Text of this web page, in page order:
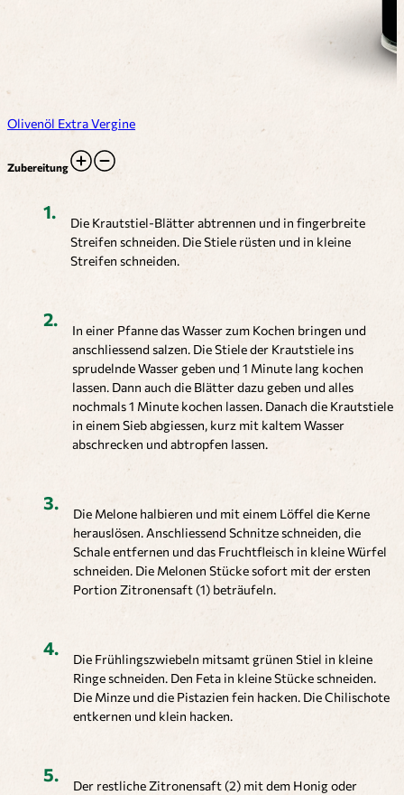
Olivenöl Extra Vergine
Zubereitung
Die Krautstiel-Blätter abtrennen und in fingerbreite
Streifen schneiden. Die Stiele rüsten und in kleine
Streifen schneiden.
In einer Pfanne das Wasser zum Kochen bringen und
anschliessend salzen. Die Stiele der Krautstiele ins
sprudelnde Wasser geben und 1 Minute lang kochen
lassen. Dann auch die Blätter dazu geben und alles
nochmals 1 Minute kochen lassen. Danach die Krautstiele
in einem Sieb abgiessen, kurz mit kaltem Wasser
abschrecken und abtropfen lassen.
Die Melone halbieren und mit einem Löffel die Kerne
herauslösen. Anschliessend Schnitze schneiden, die
Schale entfernen und das Fruchtfleisch in kleine Würfel
schneiden. Die Melonen Stücke sofort mit der ersten
Portion Zitronensaft (1) beträufeln.
Die Frühlingszwiebeln mitsamt grünen Stiel in kleine
Ringe schneiden. Den Feta in kleine Stücke schneiden.
Die Minze und die Pistazien fein hacken. Die Chilischote
entkernen und klein hacken.
Der restliche Zitronensaft (2) mit dem Honig oder